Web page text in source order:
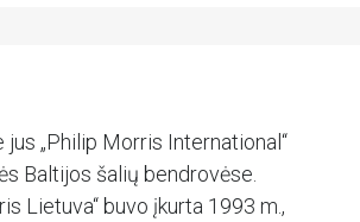
jus „Philip Morris International“
Baltijos šalių bendrovėse.
Lietuva“ buvo įkurta 1993 m.,